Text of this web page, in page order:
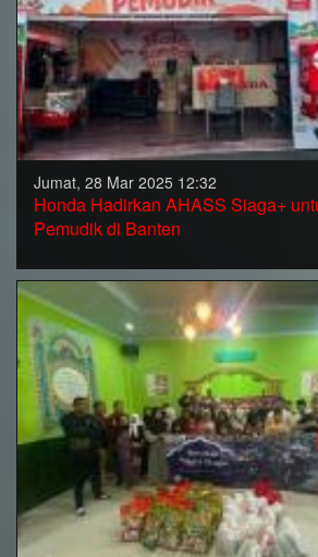
Jumat, 28 Mar 2025 12:32
Honda Hadirkan AHASS Siaga+
Pemudik di Banten